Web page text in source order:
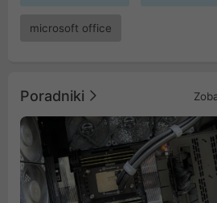
microsoft office
Poradniki